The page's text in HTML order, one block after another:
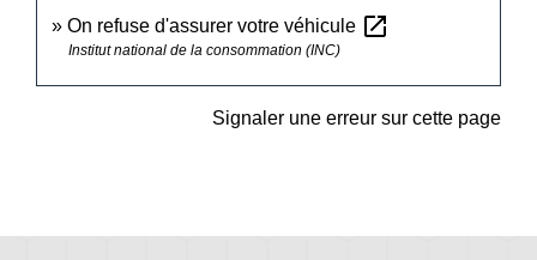
On refuse d'assurer votre véhicule open_in_new
Institut national de la consommation (INC)
Signaler une erreur sur cette page